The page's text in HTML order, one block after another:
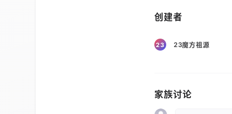
创建者
23 23魔方祖源
家族讨论